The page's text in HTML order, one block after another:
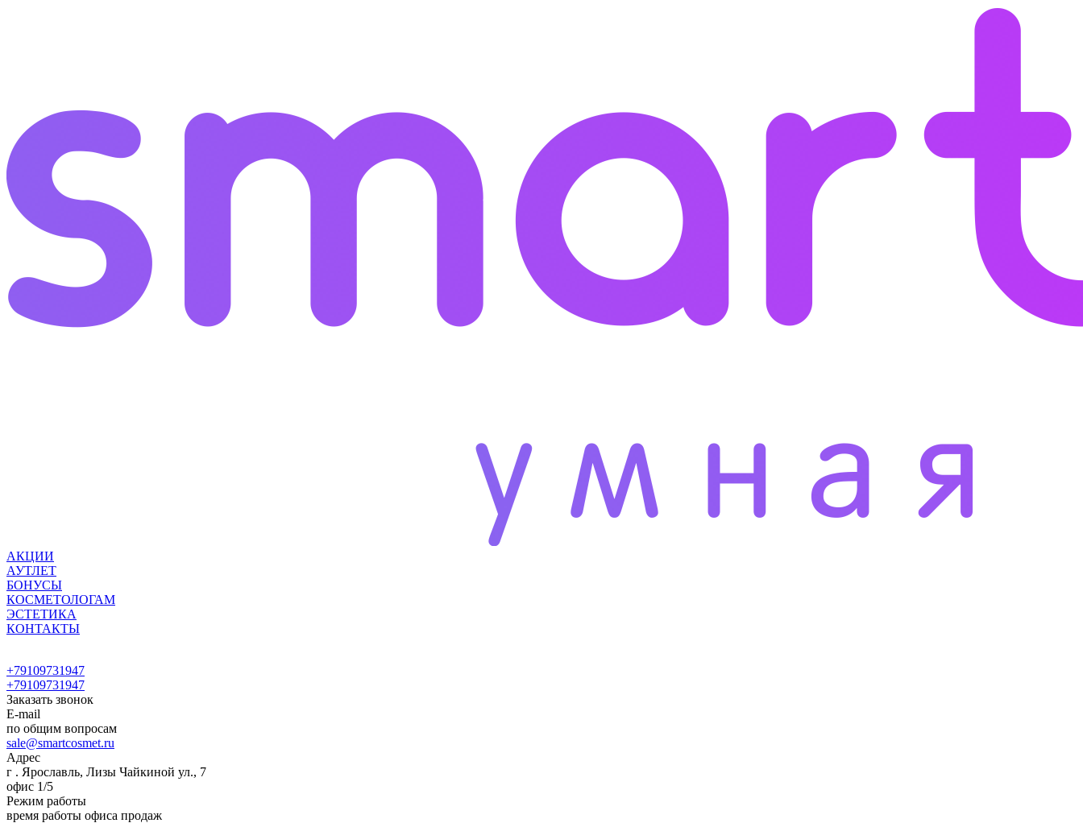
АКЦИИ
АУТЛЕТ
БОНУСЫ
КОСМЕТОЛОГАМ
ЭСТЕТИКА
КОНТАКТЫ
+79109731947
+79109731947
Заказать звонок
E-mail
по общим вопросам
sale@smartcosmet.ru
Адрес
г . Ярославль, Лизы Чайкиной ул., 7
офис 1/5
Режим работы
время работы офиса продаж